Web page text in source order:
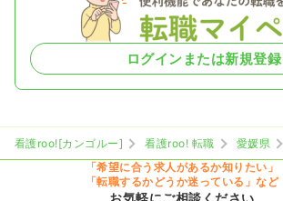
ログインまたは新規登録
看護roo![カンゴルー] 看護roo! 転職 愛媛県
「希望に合う求人があるか知りたい」
「転職するかどうか迷っている」など
お気軽にご相談ください